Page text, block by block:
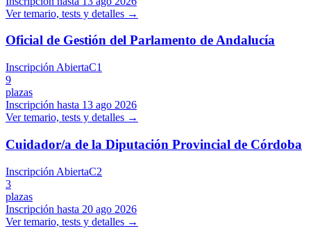
Ver temario, tests y detalles →
Oficial de Gestión del Parlamento de Andalucía
Inscripción AbiertaC1
9
plazas
Inscripción hasta 13 ago 2026
Ver temario, tests y detalles →
Cuidador/a de la Diputación Provincial de Córdoba
Inscripción AbiertaC2
3
plazas
Inscripción hasta 20 ago 2026
Ver temario, tests y detalles →